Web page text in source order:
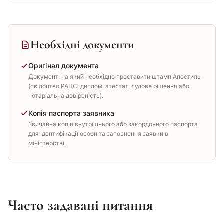
Необхідні документи
Оригінал документа
Документ, на який необхідно проставити штамп Апостиль
(свідоцтво РАЦС, диплом, атестат, судове рішення або
нотаріальна довіреність).
Копія паспорта заявника
Звичайна копія внутрішнього або закордонного паспорта
для ідентифікації особи та заповнення заявки в
міністерстві.
Часто задавані питання